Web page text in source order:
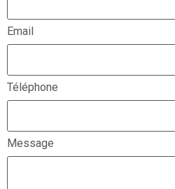
Email
Téléphone
Message